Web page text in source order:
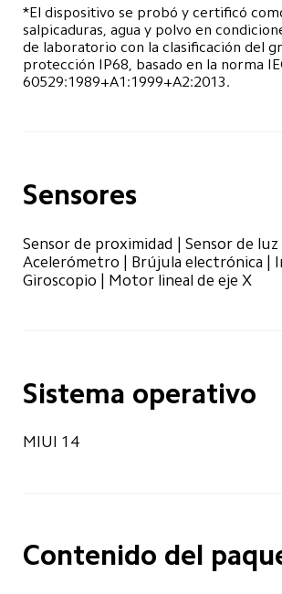
*El dispositivo se probó y certificó
salpicaduras, agua y polvo en
de laboratorio con la clasificación del
protección IP68, basado en la norma
60529:1989+A1:1999+A2:2013.
Sensores
Sensor de proximidad | Sensor de luz
Acelerómetro | Brújula electrónica |
Giroscopio | Motor lineal de eje X
Sistema operativo
MIUI 14
Contenido del